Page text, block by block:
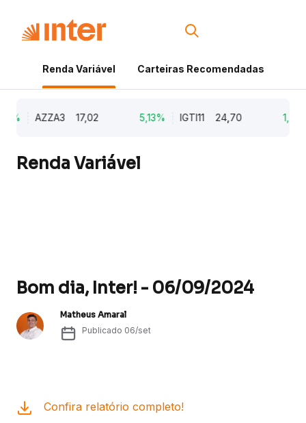
Renda Variável Carteiras Recomendadas
AZZA3 17,02 5,13% IGTI11 24,70 1,77%
Renda Variável
Bom dia, Inter! - 06/09/2024
Matheus Amaral
Publicado 06/set
Confira relatório completo!